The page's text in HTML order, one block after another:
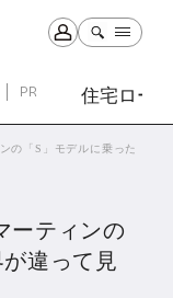
PR 住宅ロー
Life
の「S」モデルに乗ったら世
ーティンの
が違って見